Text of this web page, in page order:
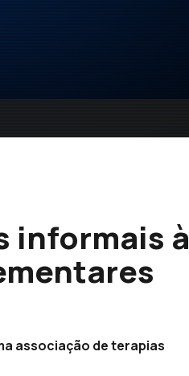
informais à
associação de terapias